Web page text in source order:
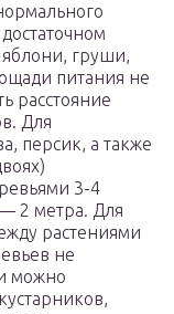
яблони, груши,
питания не
расстояние
Для
персик, а также
3-4
2 метра. Для
растениями
не
можно